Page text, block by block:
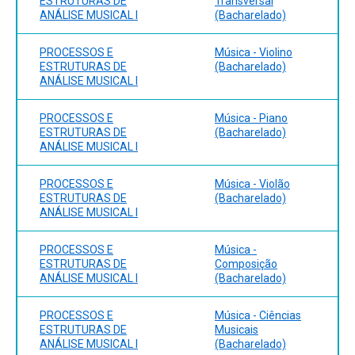
CHUEKE, Zélia; DUDEQUE, Norton (Org.). Cadernos de
LESTER, Joel. Analytic approaches to twentieth-century
music. New York: W. W. Norton, c1989. 303 p.
MED, Bohumil. Teoria da música. 4.ed.rev.ampl. Brasília:
SCLIAR, Esther. Elementos de teoria musical. 2. ed. São
Paulo: Novas Metas, 1986. 181 p.
ROSEN, Charles. The Classical style: Haydn, Mozart,
Beethoven. Expanded ed. New York: W. W. Norton, c1997.
xxx, 533 p.
ANÁLISE MUSICAL I
(Bacharelado)
PROCESSOS E
ESTRUTURAS DE
ANÁLISE MUSICAL I
Música - Violino
(Bacharelado)
PROCESSOS E
ESTRUTURAS DE
ANÁLISE MUSICAL I
Música - Piano
(Bacharelado)
PROCESSOS E
ESTRUTURAS DE
ANÁLISE MUSICAL I
Música - Violão
(Bacharelado)
PROCESSOS E
ESTRUTURAS DE
ANÁLISE MUSICAL I
Música -
Composição
(Bacharelado)
PROCESSOS E
ESTRUTURAS DE
ANÁLISE MUSICAL I
Música - Ciências
Musicais
(Bacharelado)